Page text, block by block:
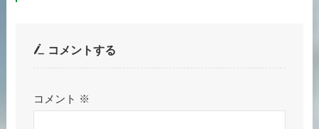
コメントする
コメント ※